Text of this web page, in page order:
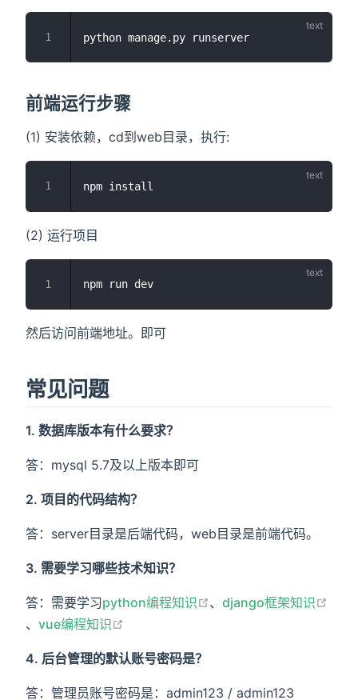
前端运行步骤
(1) 安装依赖，cd到web目录，执行:
(2) 运行项目
然后访问前端地址。即可
常见问题
1. 数据库版本有什么要求？
答：mysql 5.7及以上版本即可
2. 项目的代码结构？
答：server目录是后端代码，web目录是前端代码。
3. 需要学习哪些技术知识？
答：需要学习python编程知识 open in new window
、 django框架知识
open in new window
、 vue编程知识
4. 后台管理的默认账号密码是？
答：管理员账号密码是：admin123 / admin123